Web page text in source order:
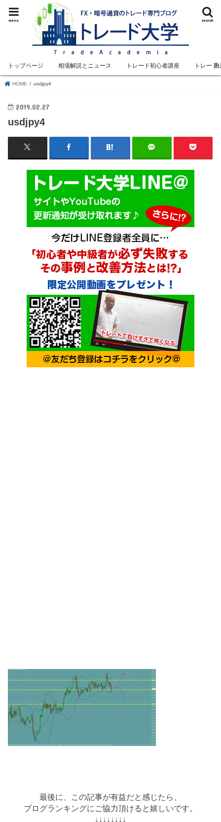
search
menu
トップページ 相場解説とニュース トレード初心者講座 トレード
HOME usdjpy4
2019.02.27
usdjpy4
最後に、この記事が有益だと感じたら、
ブログランキングにご協力頂けると嬉しいです。
↓↓↓↓↓↓↓↓